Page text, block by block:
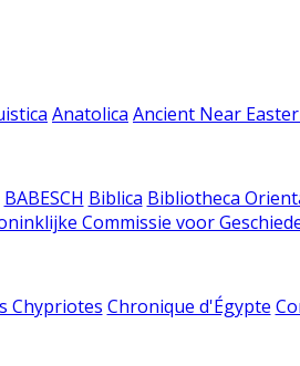
Anatolica Ancient Near
BABESCH Biblica Bibliotheca
Commissie voor
Chypriotes Chronique d'Égypte